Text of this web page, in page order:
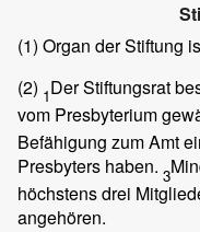
(1) Organ der Stiftung
(2) 1Der Stiftungsrat
vom Presbyterium
Befähigung zum Amt
Presbyters haben. 3
höchstens drei
angehören.